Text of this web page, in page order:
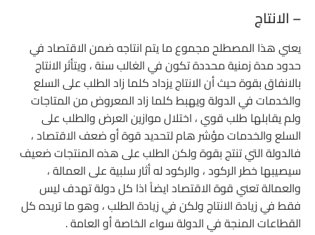
– الانتاج
يعني هذا المصطلح مجموع ما يتم انتاجه ضمن الاقتصاد في
حدود مدة زمنية محددة تكون في الغالب سنة ، ويتأثر الانتاج
بالانفاق بقوة حيث أن الانتاج يزداد كلما زاد الطلب على السلع
والخدمات في الدولة ويهبط كلما زاد المعروض من المتاجات
ولم يقابلها طلب قوي ، اختلال موازين العرض والطلب على
السلع والخدمات مؤشر هام لتحديد قوة أو ضعف الاقتصاد ،
فالدولة التي تنتج بقوة ولكن الطلب على هذه المنتجات ضعيف
سيصيبها خطر الركود ، والركود له أثار سلبية على العمالة ،
والعمالة تعني قوة الاقتصاد ايضاً اذا كل دولة تهدف ليس
فقط في زيادة الانتاج ولكن في زيادة الطلب ، وهو ما تريده كل
القطاعات المنجة في الدولة سواء الخاصة أو العامة .